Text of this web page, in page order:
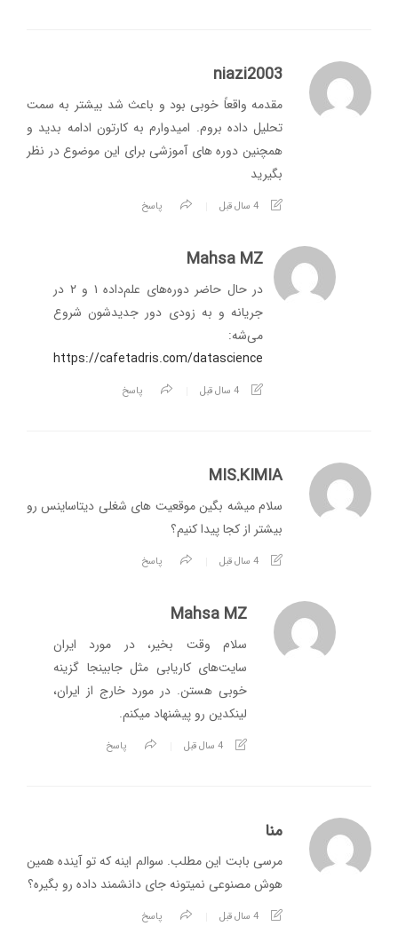
niazi2003
مقدمه واقعاً خوبی بود و باعث شد بیشتر به سمت
تحلیل داده بروم. امیدوارم به کارتون ادامه بدید و
همچنین دوره های آموزشی برای این موضوع در نظر
بگیرید
4 سال قبل پاسخ
Mahsa MZ
در حال حاضر دوره‌های علم‌داده ۱ و ۲ در
جریانه و به زودی دور جدیدشون شروع
می‌شه:
https://cafetadris.com/datascience
4 سال قبل پاسخ
MIS.KIMIA
سلام میشه بگین موقعیت های شغلی دیتاساینس رو
بیشتر از کجا پیدا کنیم؟
4 سال قبل پاسخ
Mahsa MZ
سلام وقت بخیر، در مورد ایران
سایت‌های کاریابی مثل جابینجا گزینه
خوبی هستن. در مورد خارج از ایران،
لینکدین رو پیشنهاد میکنم.
4 سال قبل پاسخ
منا
مرسی بابت این مطلب. سوالم اینه که تو آینده همین
هوش مصنوعی نمیتونه جای دانشمند داده رو بگیره؟
4 سال قبل پاسخ